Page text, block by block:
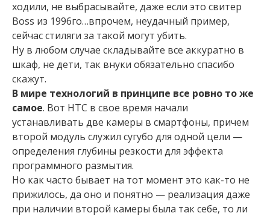
ходили, не выбрасывайте, даже если это свитер
Boss из 1996го…впрочем, неудачный пример,
сейчас стиляги за такой могут убить.
Ну в любом случае складывайте все аккуратно в
шкаф, не дети, так внуки обязательно спасибо
скажут.
В мире технологий в принципе все ровно то же
самое. Вот НТС в свое время начали
устанавливать две камеры в смартфоны, причем
второй модуль служил сугубо для одной цели —
определения глубины резкости для эффекта
программного размытия.
Но как часто бывает на тот момент это как-то не
прижилось, да оно и понятно — реализация даже
при наличии второй камеры была так себе, то ли